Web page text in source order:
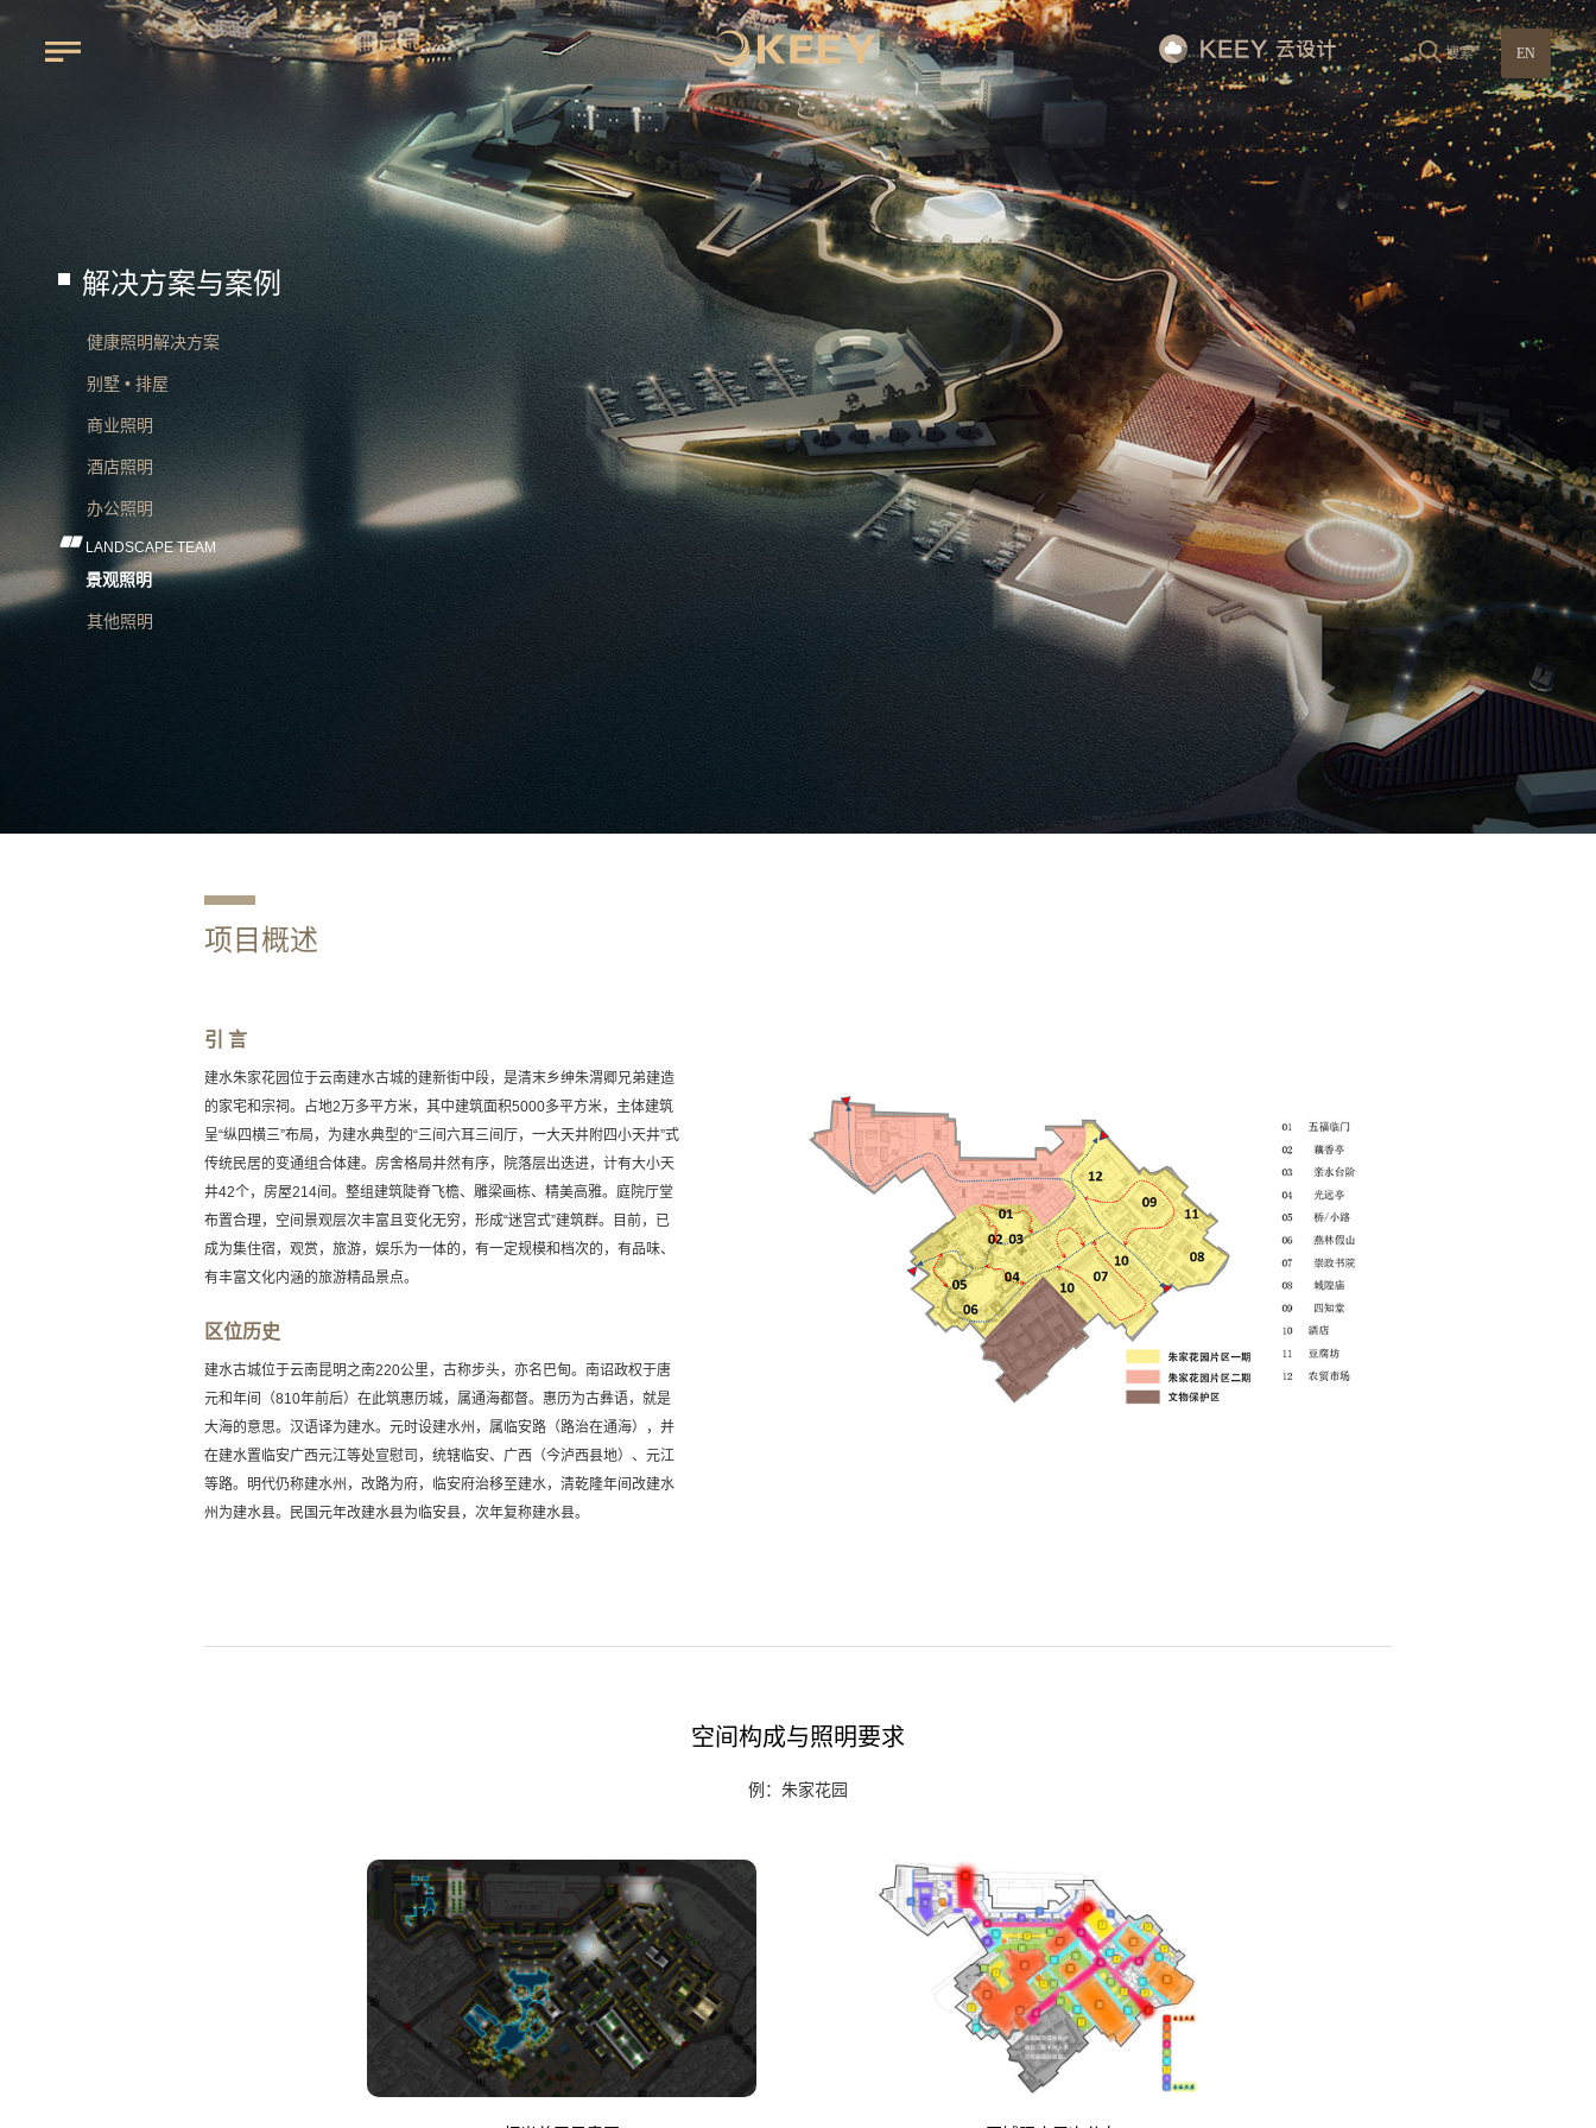
搜索 EN
解决方案与案例
健康照明解决方案
别墅 • 排屋
商业照明
酒店照明
办公照明
LANDSCAPE TEAM
景观照明
其他照明
项目概述
引 言
建水朱家花园位于云南建水古城的建新街中段，是清末乡绅朱渭卿兄弟建造
的家宅和宗祠。占地2万多平方米，其中建筑面积5000多平方米，主体建筑
呈“纵四横三”布局，为建水典型的“三间六耳三间厅，一大天井附四小天井”式
传统民居的变通组合体建。房舍格局井然有序，院落层出迭进，计有大小天
井42个，房屋214间。整组建筑陡脊飞檐、雕梁画栋、精美高雅。庭院厅堂
布置合理，空间景观层次丰富且变化无穷，形成“迷宫式”建筑群。目前，已
成为集住宿，观赏，旅游，娱乐为一体的，有一定规模和档次的，有品味、
有丰富文化内涵的旅游精品景点。
区位历史
建水古城位于云南昆明之南220公里，古称步头，亦名巴甸。南诏政权于唐
元和年间（810年前后）在此筑惠历城，属通海都督。惠历为古彝语，就是
大海的意思。汉语译为建水。元时设建水州，属临安路（路治在通海），并
在建水置临安广西元江等处宣慰司，统辖临安、广西（今泸西县地）、元江
等路。明代仍称建水州，改路为府，临安府治移至建水，清乾隆年间改建水
州为建水县。民国元年改建水县为临安县，次年复称建水县。
空间构成与照明要求
例：朱家花园